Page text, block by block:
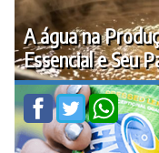
A água na
Essencial e Seu